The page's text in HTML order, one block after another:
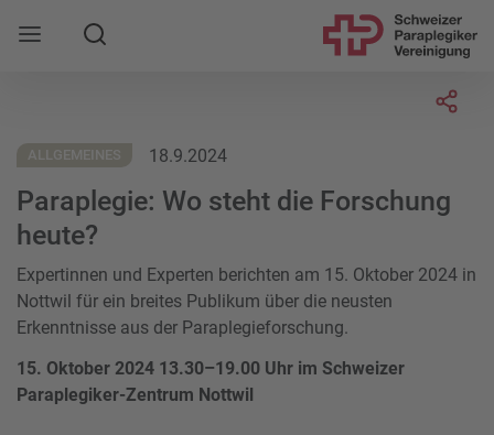
Mobile Navigation öffnen
Suche
ALLGEMEINES 18.9.2024
Paraplegie: Wo steht die Forschung
heute?
Expertinnen und Experten berichten am 15. Oktober 2024 in
Nottwil für ein breites Publikum über die neusten
Erkenntnisse aus der Paraplegieforschung.
15. Oktober 2024 13.30–19.00 Uhr im Schweizer
Paraplegiker-Zentrum Nottwil